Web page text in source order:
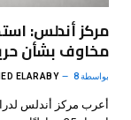
مخاوف بشأن
بواسطة ELARABY 8 أغسطس، 2026
أعرب مركز أندلس